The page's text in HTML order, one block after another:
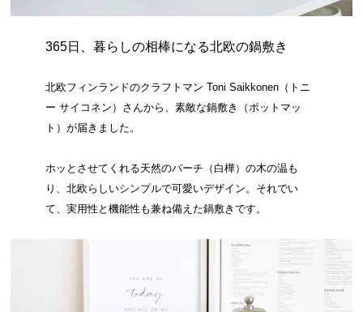
365日、暮らしの相棒になる北欧の鍋敷き
北欧フィンランドのクラフトマン Toni Saikkonen（トニ
ー サイコネン）さんから、素敵な鍋敷き（ポットマッ
ト）が届きました。
ホッとさせてくれる天然のバーチ（白樺）の木の温も
り、北欧らしいシンプルで可愛いデザイン。それでい
て、実用性と機能性も兼ね備えた鍋敷きです。